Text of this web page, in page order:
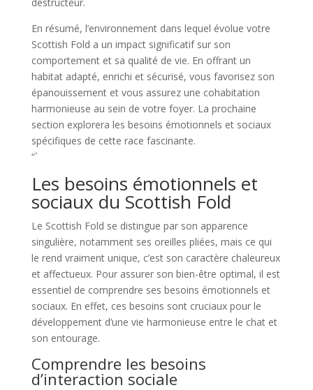
En résumé, l’environnement dans lequel évolue votre
Scottish Fold a un impact significatif sur son
comportement et sa qualité de vie. En offrant un
habitat adapté, enrichi et sécurisé, vous favorisez son
épanouissement et vous assurez une cohabitation
harmonieuse au sein de votre foyer. La prochaine
section explorera les besoins émotionnels et sociaux
spécifiques de cette race fascinante.
“`
Les besoins émotionnels et
sociaux du Scottish Fold
Le Scottish Fold se distingue par son apparence
singulière, notamment ses oreilles pliées, mais ce qui
le rend vraiment unique, c’est son caractère chaleureux
et affectueux. Pour assurer son bien-être optimal, il est
essentiel de comprendre ses besoins émotionnels et
sociaux. En effet, ces besoins sont cruciaux pour le
développement d’une vie harmonieuse entre le chat et
son entourage.
Comprendre les besoins
d’interaction sociale